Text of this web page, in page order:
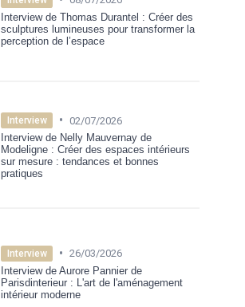
Interview de Thomas Durantel : Créer des
sculptures lumineuses pour transformer la
perception de l’espace
Interview • 02/07/2026
Interview de Nelly Mauvernay de
Modeligne : Créer des espaces intérieurs
sur mesure : tendances et bonnes
pratiques
Interview • 26/03/2026
Interview de Aurore Pannier de
Parisdinterieur : L'art de l'aménagement
intérieur moderne